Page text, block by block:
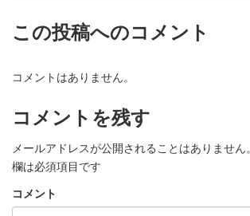
この投稿へのコメント
コメントはありません。
コメントを残す
メールアドレスが公開されることはありません。
欄は必須項目です
コメント